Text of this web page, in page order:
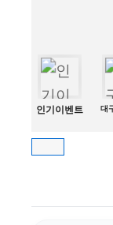
인기이벤트 대